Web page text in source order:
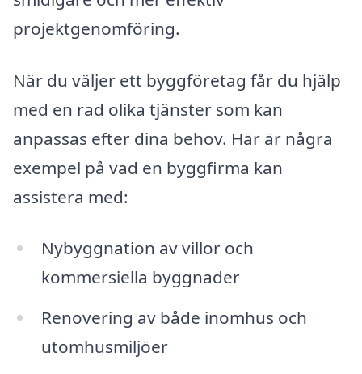
projektgenomföring.
När du väljer ett byggföretag får du hjälp
med en rad olika tjänster som kan
anpassas efter dina behov. Här är några
exempel på vad en byggfirma kan
assistera med:
Nybyggnation av villor och
kommersiella byggnader
Renovering av både inomhus och
utomhusmiljöer